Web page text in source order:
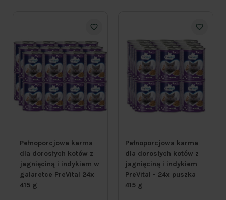
Pełnoporcjowa karma
dla dorosłych kotów z
jagnięciną i indykiem w
galaretce PreVital 24x
415 g
Pełnoporcjowa karma
dla dorosłych kotów z
jagnięciną i indykiem
PreVital - 24x puszka
415 g